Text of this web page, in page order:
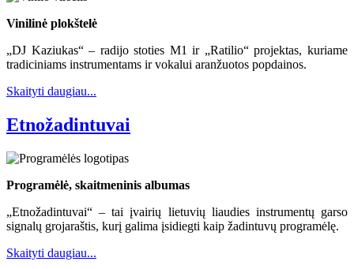
Vinilinė plokštelė
„DJ Kaziukas“ – radijo stoties M1 ir „Ratilio“ projektas, kuriame
tradiciniams instrumentams ir vokalui aranžuotos popdainos.
Skaityti daugiau...
Etnožadintuvai
Programėlė, skaitmeninis albumas
„Etnožadintuvai“ – tai įvairių lietuvių liaudies instrumentų garso
signalų grojaraštis, kurį galima įsidiegti kaip žadintuvų programėlę.
Skaityti daugiau...